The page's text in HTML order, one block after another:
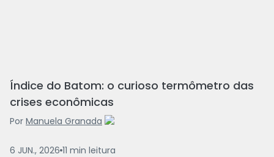
Índice do Batom: o curioso termômetro das
crises econômicas
Por Manuela Granada
6 JUN., 2026 11 min leitura